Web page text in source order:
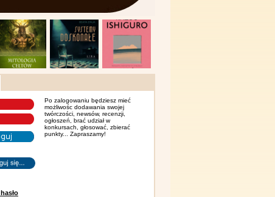
Po zalogowaniu będziesz mieć
możliwośc dodawania swojej
twórczości, newsów, recenzji,
ogłoszeń, brać udział w
konkursach, głosować, zbierać
punkty... Zapraszamy!